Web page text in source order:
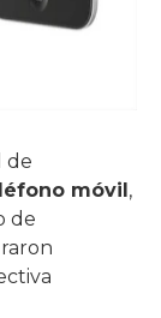
de
móvil,
de